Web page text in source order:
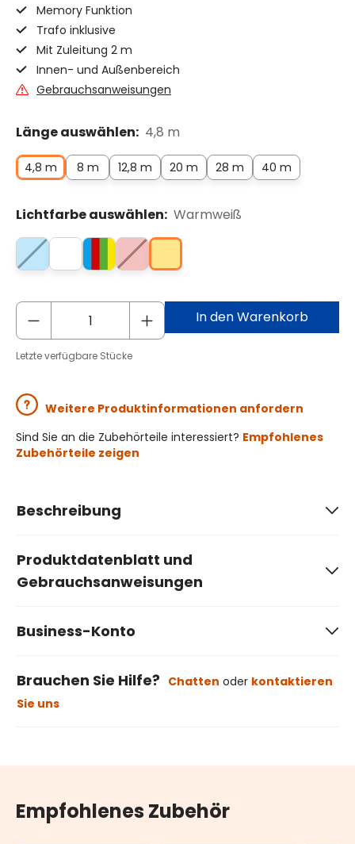
Memory Funktion
Trafo inklusive
Mit Zuleitung 2 m
Innen- und Außenbereich
Gebrauchsanweisungen
Länge auswählen: 4,8 m
4,8 m 8 m 12,8 m 20 m 28 m 40 m
Lichtfarbe auswählen: Warmweiß
In den Warenkorb
Letzte verfügbare Stücke
Weitere Produktinformationen anfordern
Sind Sie an die Zubehörteile interessiert? Empfohlenes
Zubehörteile zeigen
Beschreibung
Produktdatenblatt und
Gebrauchsanweisungen
Business-Konto
Brauchen Sie Hilfe? Chatten oder kontaktieren
Sie uns
Empfohlenes Zubehör